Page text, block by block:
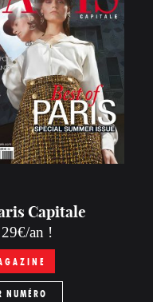
Capitale
an !
NUMÉRO